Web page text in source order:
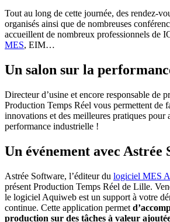
Tout au long de cette journée, des rendez-
organisés ainsi que de nombreuses
accueillent de nombreux professionnels de
MES, EIM…
Un salon sur la
Directeur d’usine et encore responsable de
Production Temps Réel vous permettent de
innovations et des meilleures pratiques pour
performance industrielle !
Un événement avec Astrée
Astrée Software, l’éditeur du logiciel MES
présent Production Temps Réel de Lille.
le logiciel Aquiweb est un support à votre
continue. Cette application permet
production sur des tâches à valeur